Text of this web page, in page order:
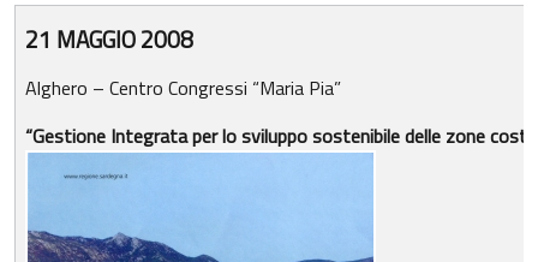
21 MAGGIO 2008
Alghero – Centro Congressi “Maria Pia”
“Gestione Integrata per lo sviluppo sostenibile delle zone